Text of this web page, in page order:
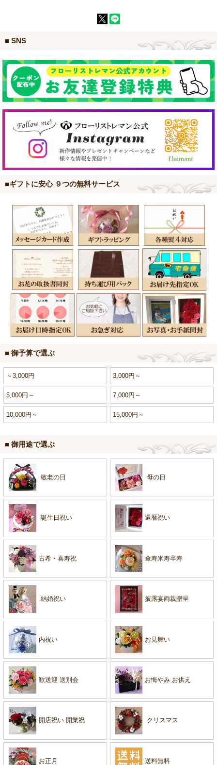
■ SNS
■ギフトに安心 ９つの無料サービス
■ 御予算で選ぶ
～3,000円 3,000円～
5,000円～ 7,000円～
10,000円～ 15,000円～
■ 御用途で選ぶ
敬老の日 母の日
誕生日祝い 還暦祝い
古希・喜寿祝 傘寿米寿卒寿
結婚祝い 披露宴両親贈呈
内祝い お見舞い
歓送迎 送別会 お悔やみ お供え
開店祝い 開業祝 クリスマス
お正月 送料無料